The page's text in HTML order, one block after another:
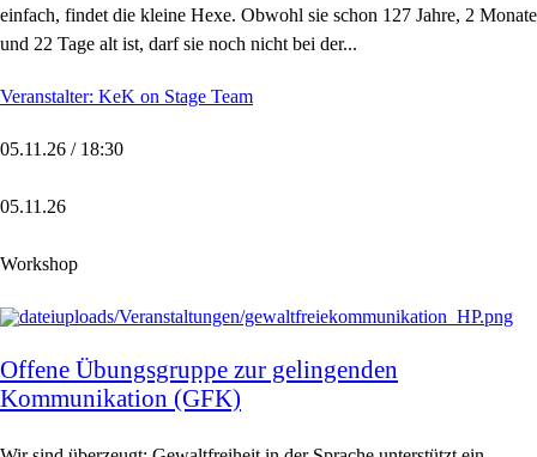
einfach, findet die kleine Hexe. Obwohl sie schon 127 Jahre, 2 Monate
und 22 Tage alt ist, darf sie noch nicht bei der...
Veranstalter: KeK on Stage Team
05.11.26 / 18:30
05.11.26
Workshop
Offene Übungsgruppe zur gelingenden
Kommunikation (GFK)